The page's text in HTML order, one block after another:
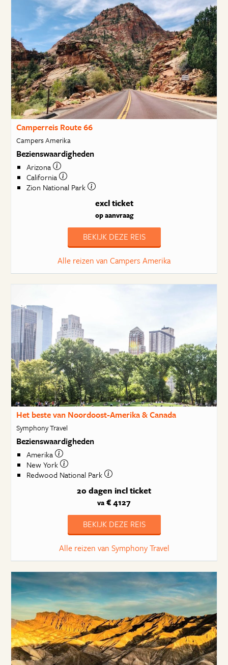
Camperreis Route 66
Campers Amerika
Bezienswaardigheden
Arizona
California
Zion National Park
excl ticket
op aanvraag
BEKIJK DEZE REIS
Alle reizen van Campers Amerika
Het beste van Noordoost-Amerika & Canada
Symphony Travel
Bezienswaardigheden
Amerika
New York
Redwood National Park
20 dagen incl ticket
va € 4127
BEKIJK DEZE REIS
Alle reizen van Symphony Travel